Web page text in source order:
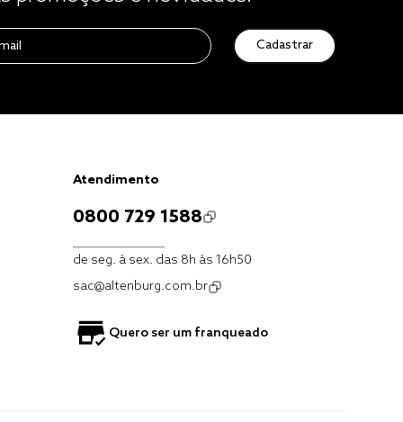
Cadastrar
Atendimento
0800 729 1588
de seg. à sex. das 8h às 16h50
sac@altenburg.com.br
Quero ser um franqueado